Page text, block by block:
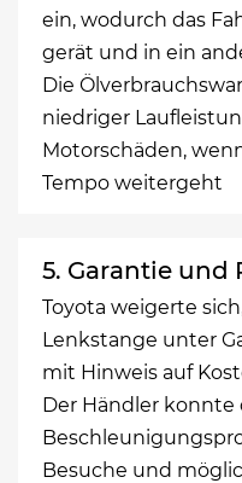
ein, wodurch das
gerät und in ein
Die
niedriger
Motorschäden,
Tempo weitergeht
5. Garantie und
Toyota weigerte
Lenkstange unter
mit Hinweis auf
Der Händler konnte
Besuche und